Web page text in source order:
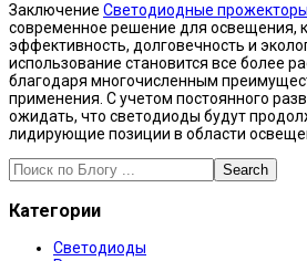
Заключение Светодиодные прожекторы
современное решение для освещения,
эффективность, долговечность и
использование становится все более
благодаря многочисленным
применения. С учетом постоянного
ожидать, что светодиоды будут
лидирующие позиции в области
Search
Категории
Светодиоды